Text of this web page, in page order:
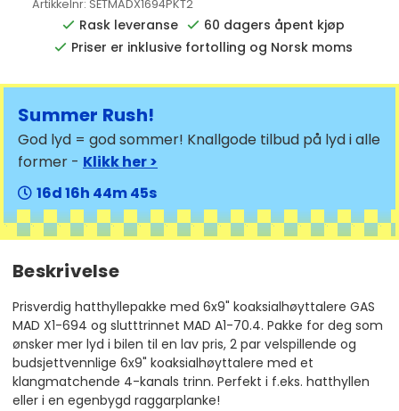
Artikkelnr: SETMADX1694PKT2
Rask leveranse
60 dagers åpent kjøp
Priser er inklusive fortolling og Norsk moms
Summer Rush!
God lyd = god sommer! Knallgode tilbud på lyd i alle
former - Klikk her >
16
16 44 44
Beskrivelse
Prisverdig hatthyllepakke med 6x9" koaksialhøyttalere GAS
MAD X1-694 og slutttrinnet MAD A1-70.4. Pakke for deg som
ønsker mer lyd i bilen til en lav pris, 2 par velspillende og
budsjettvennlige 6x9" koaksialhøyttalere med et
klangmatchende 4-kanals trinn. Perfekt i f.eks. hatthyllen
eller i en egenbygd raggarplanke!